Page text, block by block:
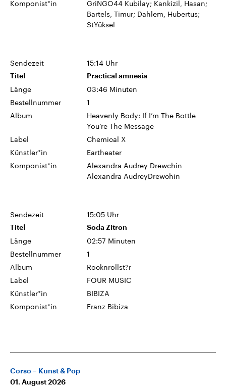
Komponist*in
GriNGO44 Kubilay; Kankizil, Hasan;
Bartels, Timur; Dahlem, Hubertus;
StYüksel
Sendezeit 15:14 Uhr
Titel Practical amnesia
Länge
03:46 Minuten
Bestellnummer
1
Album
Heavenly Body: If I’m The Bottle
You’re The Message
Label
Chemical X
Künstler*in
Eartheater
Komponist*in
Alexandra Audrey Drewchin
Alexandra AudreyDrewchin
Sendezeit 15:05 Uhr
Titel Soda Zitron
Länge
02:57 Minuten
Bestellnummer
1
Album
Rocknrollst?r
Label
FOUR MUSIC
Künstler*in
BIBIZA
Komponist*in
Franz Bibiza
Corso – Kunst & Pop
01. August 2026